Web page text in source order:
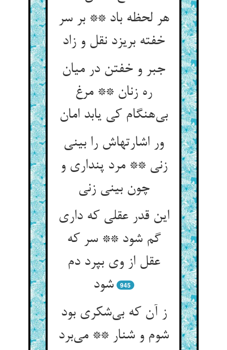
هر لحظه باد ** بر سر
خفته بریزد نقل و زاد
جبر و خفتن در میان
ره زنان ** مرغ
ور اشارتهاش را بینی
زنی ** مرد پنداری و
چون بینی زنی‌‌
این قدر عقلی که داری
گم شود ** سر که
عقل از وی بپرد دم
شود
945
ز آن که بی‌‌شکری بود
شوم و شنار ** می‌‌برد